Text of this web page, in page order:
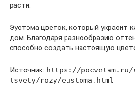
расти.
Эустома цветок, который украсит
дом. Благодаря разнообразию
способно создать настоящую
Источник: https://pocvetam.ru/
tsvety/rozy/eustoma.html